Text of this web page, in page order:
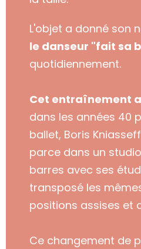
L'objet a donné son
le danseur "fait sa
quotidiennement.
Cet entraînement
dans les années 40
ballet, Boris
parce dans un
barres avec ses
transposé les
positions assises et
Ce changement de